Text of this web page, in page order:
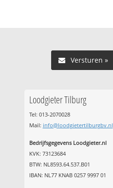
Versturen »
Loodgieter Tilburg
Tel: 013-2070028
Mail: info@loodgietertilburgbv.nl
Bedrijfsgegevens Loodgieter.nl
KVK: 73123684
BTW: NL8593.64.537.B01
IBAN: NL77 KNAB 0257 9997 01